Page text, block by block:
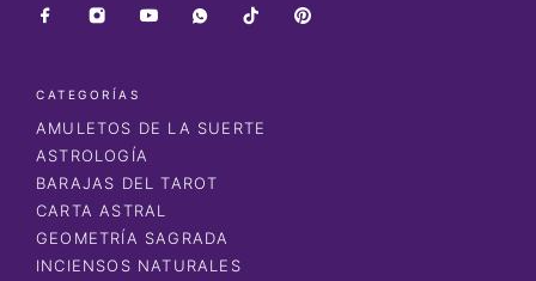
CATEGORÍAS
AMULETOS DE LA SUERTE
ASTROLOGÍA
BARAJAS DEL TAROT
CARTA ASTRAL
GEOMETRÍA SAGRADA
INCIENSOS NATURALES